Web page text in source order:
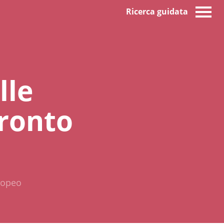
Ricerca guidata